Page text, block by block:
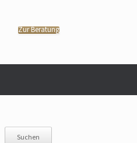
Zur Beratung
Suchen